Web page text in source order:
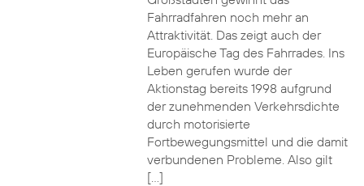
Fahrradfahren noch mehr an
Attraktivität. Das zeigt auch der
Europäische Tag des Fahrrades. Ins
Leben gerufen wurde der
Aktionstag bereits 1998 aufgrund
der zunehmenden Verkehrsdichte
durch motorisierte
Fortbewegungsmittel und die damit
verbundenen Probleme. Also gilt
[…]